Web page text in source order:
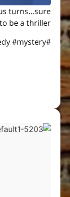
turns…sure
to be a thriller.
#michaeljackson #standupcomedy #mystery